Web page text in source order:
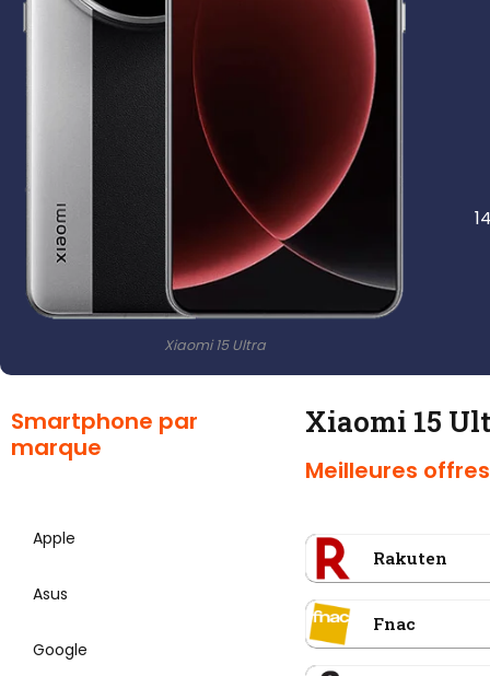
Xiaomi 15 Ultra
Smartphone par
marque
Apple
Asus
Google
Xiaomi 15
Meilleures
Rakuten
Fnac